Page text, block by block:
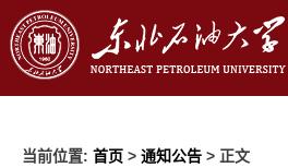
当前位置: 首页> 通知公告> 正文